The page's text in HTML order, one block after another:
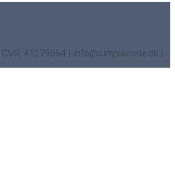
41279664 | info@simplecode.dk |